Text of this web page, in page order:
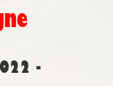
-